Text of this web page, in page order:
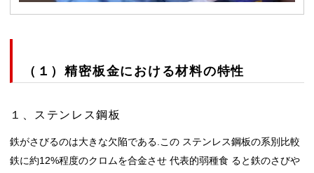
（１）精密板金における材料の特性
１、ステンレス鋼板
鉄がさびるのは大きな欠陥である.この ステンレス鋼板の系別比較
鉄に約12%程度のクロムを合金させ 代表的弱種食 ると鉄のさびや